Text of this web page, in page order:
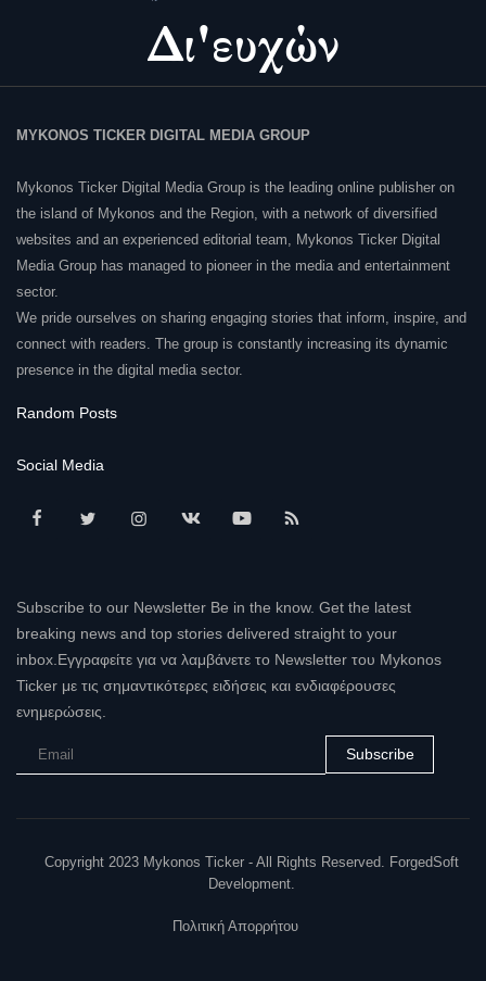
MYKONOS TICKER DIGITAL MEDIA GROUP
Mykonos Ticker Digital Media Group is the leading online publisher on
the island of Mykonos and the Region, with a network of diversified
websites and an experienced editorial team, Mykonos Ticker Digital
Media Group has managed to pioneer in the media and entertainment
sector.
We pride ourselves on sharing engaging stories that inform, inspire, and
connect with readers. The group is constantly increasing its dynamic
presence in the digital media sector.
Random Posts
Social Media
Subscribe to our Newsletter Be in the know. Get the latest
breaking news and top stories delivered straight to your
inbox.Εγγραφείτε για να λαμβάνετε το Newsletter του Mykonos
Ticker με τις σημαντικότερες ειδήσεις και ενδιαφέρουσες
ενημερώσεις.
Subscribe
Copyright 2023 Mykonos Ticker - All Rights Reserved. ForgedSoft
Development.
Πολιτική Απορρήτου